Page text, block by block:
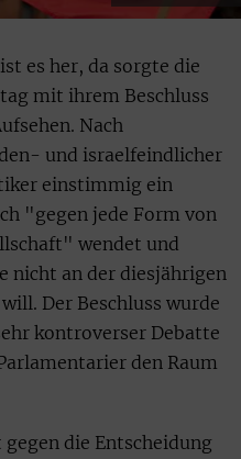
es her, da sorgte die
mit ihrem Beschluss
Nach
und israelfeindlicher
einstimmig ein
"gegen jede Form von
wendet und
nicht an der diesjährigen
Der Beschluss wurde
kontroverser Debatte
den Raum
die Entscheidung